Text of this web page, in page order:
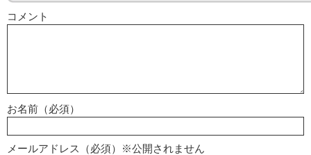
コメント
お名前（必須）
メールアドレス（必須）※公開されません